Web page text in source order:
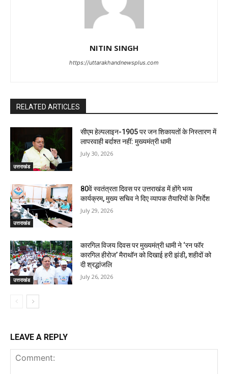
NITIN SINGH
https://uttarakhandnewsplus.com
RELATED ARTICLES
उत्तराखंड
सीएम हेल्पलाइन-1905 पर जन शिकायतों के निस्तारण में
लापरवाही बर्दाश्त नहीं: मुख्यमंत्री धामी
July 30, 2026
उत्तराखंड
80वें स्वतंत्रता दिवस पर उत्तराखंड में होंगे भव्य
कार्यक्रम, मुख्य सचिव ने दिए व्यापक तैयारियों के निर्देश
July 29, 2026
उत्तराखंड
कारगिल विजय दिवस पर मुख्यमंत्री धामी ने ‘रन फॉर
कारगिल हीरोज’ मैराथॉन को दिखाई हरी झंडी, शहीदों को
दी श्रद्धांजलि
July 26, 2026
LEAVE A REPLY